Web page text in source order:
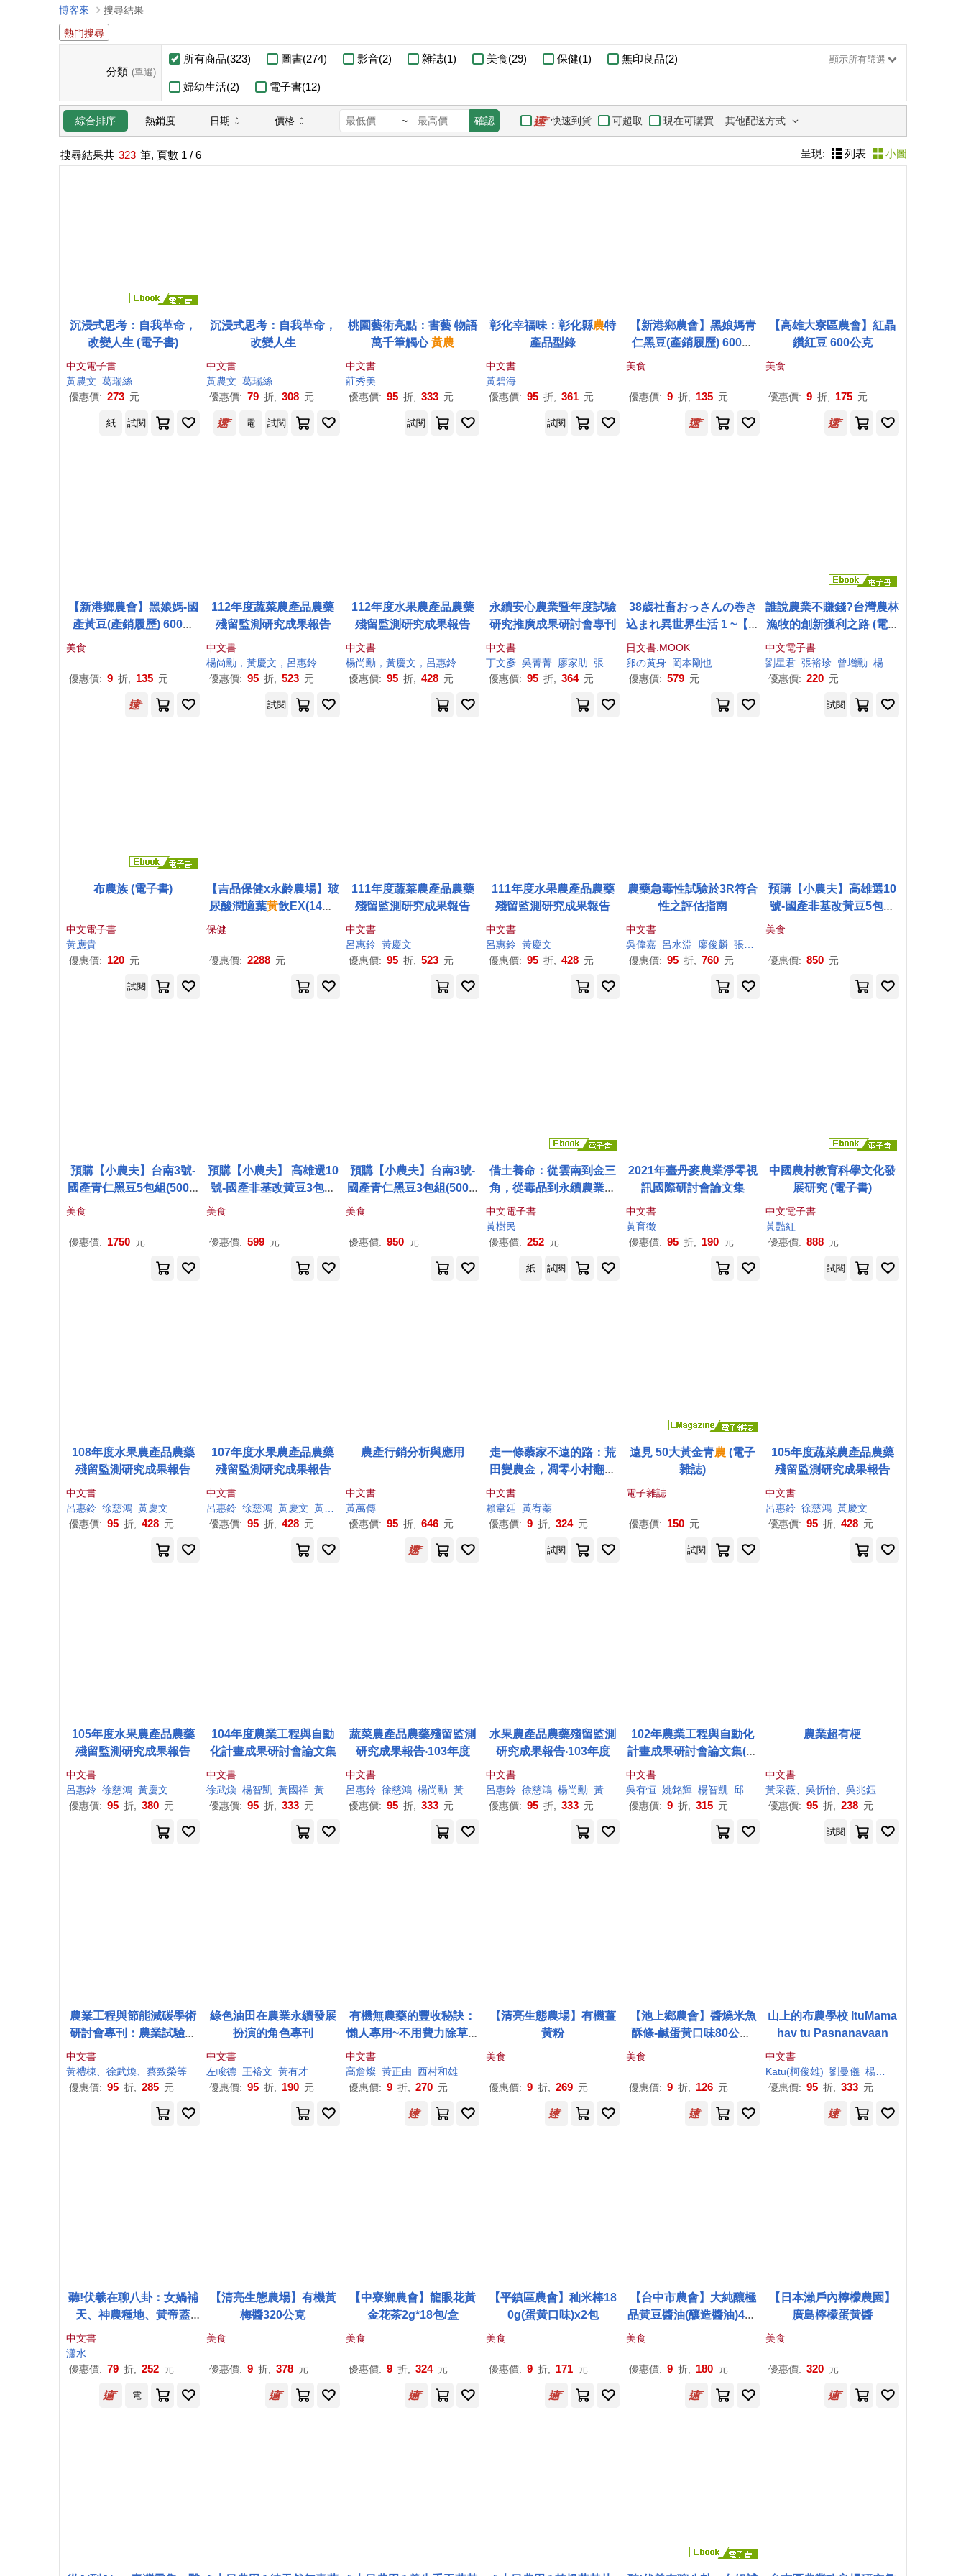
博客來
搜尋結果
熱門搜尋
分類 (單選)
所有商品(323) 圖書(274) 影音(2) 雜誌(1) 美食(29) 保健(1) 無印良品(2)
婦幼生活(2) 電子書(12)
顯示所有篩選
綜合排序 熱銷度 日期 價格 ~ 確認 快速到貨 可超取 現在可購買 其他配送方式
搜尋結果共 323 筆, 頁數 1 / 6 呈現: 列表 小圖
沉浸式思考：自我革命，
改變人生 (電子書)
中文電子書
黃農文 葛瑞絲
優惠價: 273 元
沉浸式思考：自我革命，
改變人生
中文書
黃農文 葛瑞絲
優惠價: 79 折, 308 元
桃園藝術亮點：書藝 物語
萬千筆觸心黃農
中文書
莊秀美
優惠價: 95 折, 333 元
彰化幸福味：彰化縣農特
產品型錄
中文書
黃碧海
優惠價: 95 折, 361 元
【新港鄉農會】黑娘媽青
仁黑豆(產銷履歷) 600公
美食
優惠價: 9 折, 135 元
【高雄大寮區農會】紅晶
鑽紅豆 600公克
美食
優惠價: 9 折, 175 元
紙 試閱 電 試閱 試閱 試閱
【新港鄉農會】黑娘媽-國
產黃豆(產銷履歷) 600公
美食
優惠價: 9 折, 135 元
112年度蔬菜農產品農藥
殘留監測研究成果報告
中文書
楊尚勳， 黃慶文，呂惠鈴
優惠價: 95 折, 523 元
112年度水果農產品農藥
殘留監測研究成果報告
中文書
楊尚勳，黃慶文，呂惠鈴
優惠價: 95 折, 428 元
永續安心農業暨年度試驗
研究推廣成果研討會專刊
中文書
丁文彥 吳菁菁 廖家助 張仕緯 張方宜 張智淵 張繼中 張芳魁 李子易 李文南 柯勇全 江淑雯
優惠價: 95 折, 364 元
38歳社畜おっさんの巻き
込まれ異世界生活 1 ~【異
世界農業】なる神スキル
を授かったので田舎でス
ローライフを送ります~
日文書.MOOK
卵の黄身
岡本剛也
優惠價: 579 元
誰說農業不賺錢?台灣農林
漁牧的創新獲利之路 (電子
中文電子書
劉星君 張裕珍 曾增勳 楊惠琪
優惠價: 220 元
試閱 試閱
布農族 (電子書)
中文電子書
黃應貴
優惠價: 120 元
【吉品保健x永齡農場】玻
尿酸潤適葉黃飲EX(14入/
保健
優惠價: 2288 元
111年度蔬菜農產品農藥
殘留監測研究成果報告
中文書
呂惠鈴 黃慶文
優惠價: 95 折, 523 元
111年度水果農產品農藥
殘留監測研究成果報告
中文書
呂惠鈴 黃慶文
優惠價: 95 折, 428 元
農藥急毒性試驗於3R符合
性之評估指南
中文書
吳偉嘉 呂水淵 廖俊麟 張敬宜
優惠價: 95 折, 760 元
預購【小農夫】高雄選10
號-國產非基改黃豆5包組
美食
優惠價: 850 元
試閱
預購【小農夫】台南3號-
國產青仁黑豆5包組(500g/
美食
優惠價: 1750 元
預購【小農夫】 高雄選10
號-國產非基改黃豆3包組
美食
優惠價: 599 元
預購【小農夫】台南3號-
國產青仁黑豆3包組(500g/
美食
優惠價: 950 元
借土養命：從雲南到金三
角，從毒品到永續農業，
一個泰北華人社區的民族
中文電子書
黃樹民
優惠價: 252 元
2021年臺丹麥農業淨零視
訊國際研討會論文集
中文書
黃育徵
優惠價: 95 折, 190 元
中國農村教育科學文化發
展研究 (電子書)
中文電子書
黃豔紅
優惠價: 888 元
紙 試閱 試閱
108年度水果農產品農藥
殘留監測研究成果報告
中文書
呂惠鈴 徐慈鴻 黃慶文
優惠價: 95 折, 428 元
107年度水果農產品農藥
殘留監測研究成果報告
中文書
呂惠鈴 徐慈鴻 黃慶文 黃鎮華
優惠價: 95 折, 428 元
農產行銷分析與應用
中文書
黃萬傳
優惠價: 95 折, 646 元
走一條藜家不遠的路：荒
田變農金，凋零小村翻身
黃金部落的台東紅藜創生
記
中文書
賴韋廷 黃宥蓁
優惠價: 9 折, 324 元
遠見 50大黃金青農 (電子
雜誌)
電子雜誌
優惠價: 150 元
105年度蔬菜農產品農藥
殘留監測研究成果報告
中文書
呂惠鈴 徐慈鴻 黃慶文
優惠價: 95 折, 428 元
試閱 試閱
105年度水果農產品農藥
殘留監測研究成果報告
中文書
呂惠鈴 徐慈鴻 黃慶文
優惠價: 95 折, 380 元
104年度農業工程與自動
化計畫成果研討會論文集
中文書
徐武煥 楊智凱 黃國祥 黃禮棟
優惠價: 95 折, 333 元
蔬菜農產品農藥殘留監測
研究成果報告‧103年度
中文書
呂惠鈴 徐慈鴻 楊尚勳 黃
優惠價: 95 折, 333 元
水果農產品農藥殘留監測
研究成果報告‧103年度
中文書
呂惠鈴 徐慈鴻 楊尚勳 黃
優惠價: 95 折, 333 元
102年農業工程與自動化
計畫成果研討會論文集(農
業試驗所177號)
中文書
吳有恒 姚銘輝 楊智凱 邱銀珍 黃禮棟
優惠價: 9 折, 315 元
農業超有梗
中文書
黃采薇、吳忻怡、吳兆鈺
優惠價: 95 折, 238 元
試閱
農業工程與節能減碳學術
研討會專刊：農業試驗所
中文書
黃禮棟、徐武煥、蔡致榮等
優惠價: 95 折, 285 元
綠色油田在農業永續發展
扮演的角色專刊
中文書
左峻德 王裕文 黃有才
優惠價: 95 折, 190 元
有機無農藥的豐收秘訣：
懶人專用~不用費力除草也
中文書
高詹燦 黃正由 西村和雄
優惠價: 9 折, 270 元
【清亮生態農場】有機薑
黃粉
美食
優惠價: 9 折, 269 元
【池上鄉農會】醬燒米魚
酥條-鹹蛋黃口味80公克/
美食
優惠價: 9 折, 126 元
山上的布農學校 ItuMama
hav tu Pasnanavaan
中文書
Katu(柯俊雄) 劉曼儀 楊理博
優惠價: 95 折, 333 元
聽!伏羲在聊八卦：女媧補
天、神農種地、黃帝蓋
房，不只是神話，夏商周
史讓你一讀就上癮!
中文書
瀟水
優惠價: 79 折, 252 元
【清亮生態農場】有機黃
梅醬320公克
美食
優惠價: 9 折, 378 元
【中寮鄉農會】龍眼花黃
金花茶2g*18包/盒
美食
優惠價: 9 折, 324 元
【平鎮區農會】秈米棒18
0g(蛋黃口味)x2包
美食
優惠價: 9 折, 171 元
【台中市農會】大純釀極
品黃豆醬油(釀造醬油)400
美食
優惠價: 9 折, 180 元
【日本瀨戶內檸檬農園】
廣島檸檬蛋黃醬
美食
優惠價: 320 元
電